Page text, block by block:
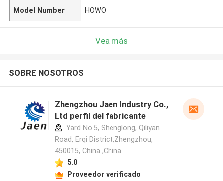
Model Number HOWO
Vea más
SOBRE NOSOTROS
Zhengzhou Jaen Industry Co.,
Ltd perfil del fabricante
Yard No.5, Shenglong, Qiliyan
Road, Erqi District,Zhengzhou,
450015, China ,China
5.0
Proveedor verificado